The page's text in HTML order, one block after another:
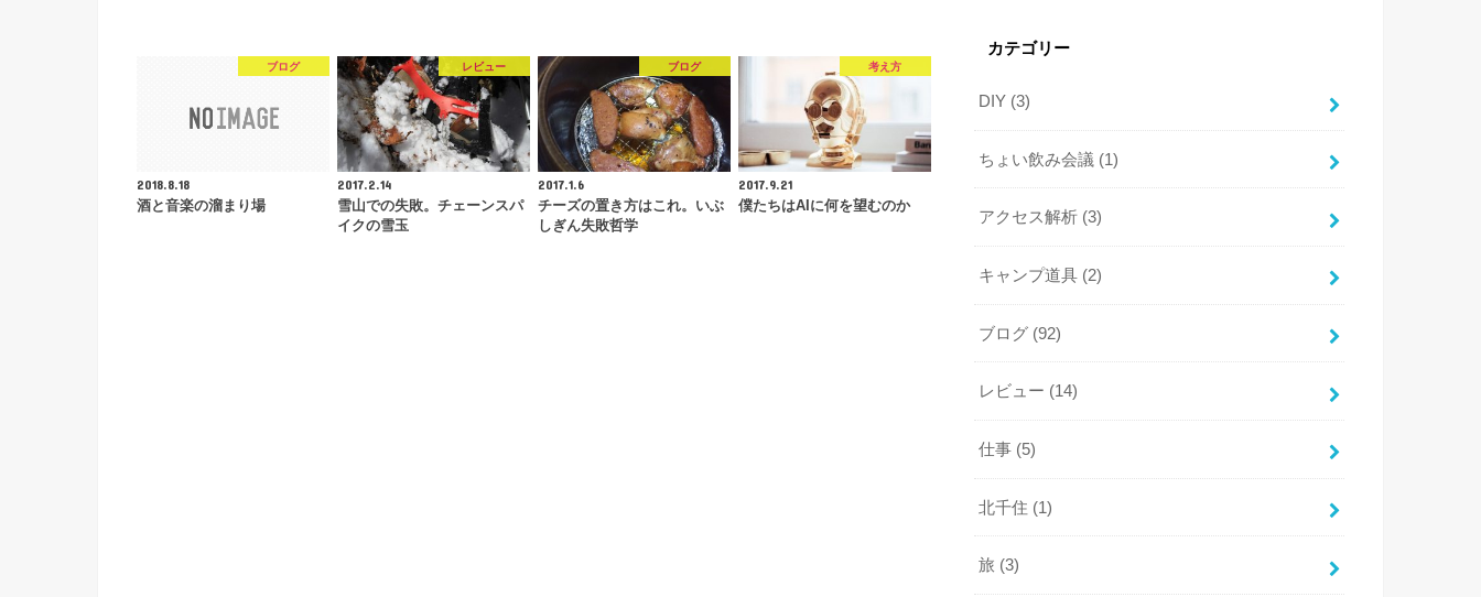
ブログ
2018.8.18
酒と音楽の溜まり場
レビュー
2017.2.14
雪山での失敗。チェーンスパ
イクの雪玉
ブログ
2017.1.6
チーズの置き方はこれ。いぶ
しぎん失敗哲学
考え方
2017.9.21
僕たちはAIに何を望むのか
カテゴリー
DIY (3)
ちょい飲み会議 (1)
アクセス解析 (3)
キャンプ道具 (2)
ブログ (92)
レビュー (14)
仕事 (5)
北千住 (1)
旅 (3)